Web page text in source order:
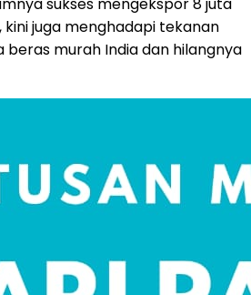
juga menghadapi tekanan
murah India dan hilangnya